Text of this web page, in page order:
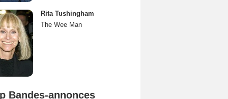
Rita Tushingham
The Wee Man
Bandes-annonces